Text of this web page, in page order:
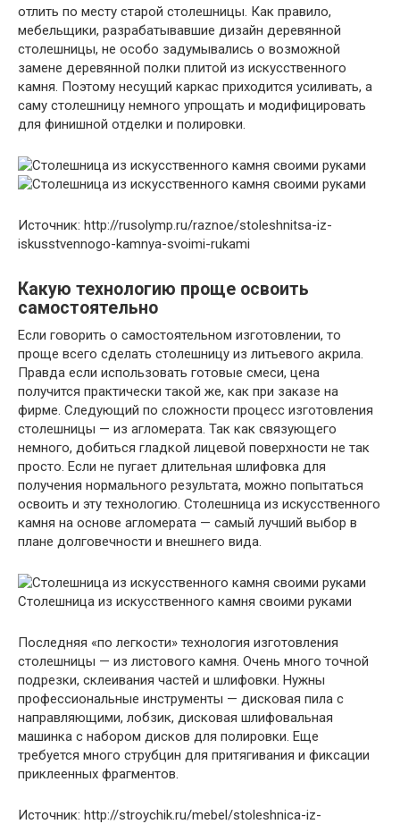
отлить по месту старой столешницы. Как правило,
мебельщики, разрабатывавшие дизайн деревянной
столешницы, не особо задумывались о возможной
замене деревянной полки плитой из искусственного
камня. Поэтому несущий каркас приходится усиливать, а
саму столешницу немного упрощать и модифицировать
для финишной отделки и полировки.
Источник: http://rusolymp.ru/raznoe/stoleshnitsa-iz-
iskusstvennogo-kamnya-svoimi-rukami
Какую технологию проще освоить
самостоятельно
Если говорить о самостоятельном изготовлении, то
проще всего сделать столешницу из литьевого акрила.
Правда если использовать готовые смеси, цена
получится практически такой же, как при заказе на
фирме. Следующий по сложности процесс изготовления
столешницы — из агломерата. Так как связующего
немного, добиться гладкой лицевой поверхности не так
просто. Если не пугает длительная шлифовка для
получения нормального результата, можно попытаться
освоить и эту технологию. Столешница из искусственного
камня на основе агломерата — самый лучший выбор в
плане долговечности и внешнего вида.
Столешница из искусственного камня своими руками
Последняя «по легкости» технология изготовления
столешницы — из листового камня. Очень много точной
подрезки, склеивания частей и шлифовки. Нужны
профессиональные инструменты — дисковая пила с
направляющими, лобзик, дисковая шлифовальная
машинка с набором дисков для полировки. Еще
требуется много струбцин для притягивания и фиксации
приклеенных фрагментов.
Источник: http://stroychik.ru/mebel/stoleshnica-iz-